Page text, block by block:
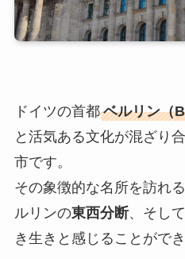
ドイツの首都 ベルリン（
と活気ある文化が混ざり
市です。
その象徴的な名所を訪れ
ルリンの東西分断、そして
き生きと感じることができ